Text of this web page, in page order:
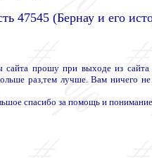
47545 (Бернау и его
прошу при выходе из сайта
раз,тем лучше. Вам ничего
спасибо за помощь и